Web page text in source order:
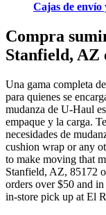
Cajas de envío
Compra
Stanfield, AZ
Una gama completa
para quienes se
mudanza de U-Haul
empaque y la carga.
necesidades de
cushion wrap or any
to make moving that
Stanfield, AZ, 85172
orders over $50 and
in-store pick up at El